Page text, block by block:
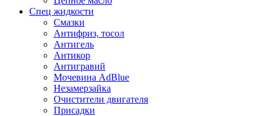
Спец жидкости
Смазки
Антифриз, тосол
Антигель
Антикор
Антигравий
Мочевина AdBlue
Незамерзайка
Очистители двигателя
Присадки